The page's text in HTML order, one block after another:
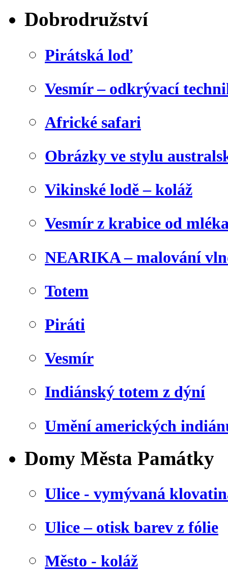
Dobrodružství
Pirátská loď
Vesmír – odkrývací
Africké safari
Obrázky ve stylu
Vikinské lodě – koláž
Vesmír z krabice od
NEARIKA – malování
Totem
Piráti
Vesmír
Indiánský totem z dýní
Umění amerických
Domy Města Památky
Ulice - vymývaná
Ulice – otisk barev z fólie
Město - koláž